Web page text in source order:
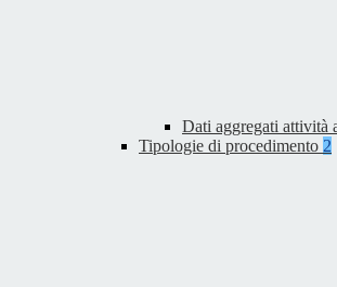
Dati aggregati attività
Tipologie di procedimento 2